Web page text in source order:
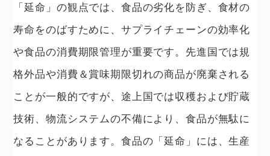
「延命」の観点では、食品の劣化を防ぎ、食材の
寿命をのばすために、サプライチェーンの効率化
や食品の消費期限管理が重要です。先進国では規
格外品や消費＆賞味期限切れの商品が廃棄される
ことが一般的ですが、途上国では収穫および貯蔵
技術、物流システムの不備により、食品が無駄に
なることがあります。食品の「延命」には、生産